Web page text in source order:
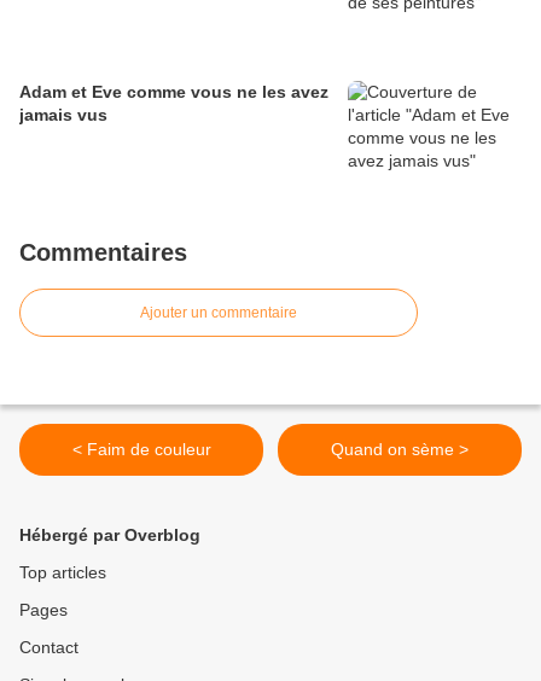
Adam et Eve comme vous ne les avez
jamais vus
Commentaires
Ajouter un commentaire
< Faim de couleur Quand on sème >
Hébergé par Overblog
Top articles
Pages
Contact